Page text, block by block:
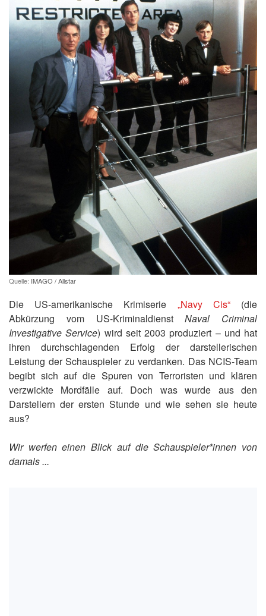
Quelle: IMAGO / Allstar
Die US-amerikanische Krimiserie „Navy Cis“ (die
Abkürzung vom US-KriminaldienstNaval Criminal
Investigative Service) wird seit 2003 produziert – und hat
ihren durchschlagenden Erfolg der darstellerischen
Leistung der Schauspieler zu verdanken. Das NCIS-Team
begibt sich auf die Spuren von Terroristen und klären
verzwickte Mordfälle auf. Doch was wurde aus den
Darstellern der ersten Stunde und wie sehen sie heute
aus?
Wir werfen einen Blick auf die Schauspieler*innen von
damals ...